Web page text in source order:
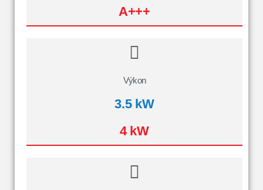
A+++
Výkon
3.5 kW
4 kW